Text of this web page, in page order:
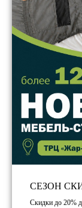
СЕЗОН
Скидки до 20%